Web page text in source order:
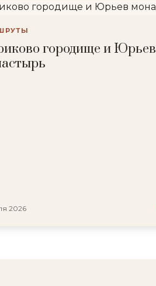
городище и Юрьев
2026